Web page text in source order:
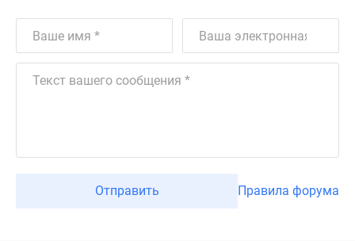
Отправить Правила форума